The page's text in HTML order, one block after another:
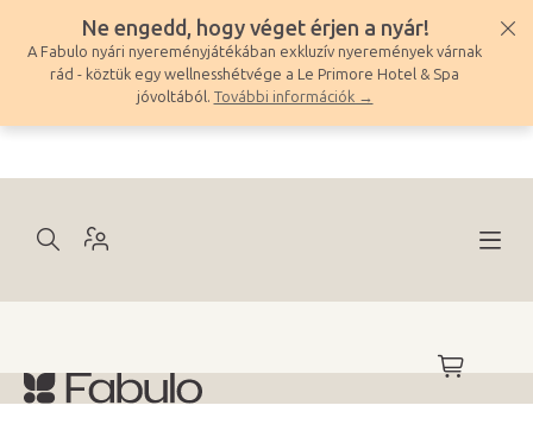
tartalomhoz
Ne engedd, hogy véget érjen a nyár!
A Fabulo nyári nyereményjátékában exkluzív nyeremények várnak
rád - köztük egy wellnesshétvége a Le Primore Hotel & Spa
jóvoltából. További információk →
KOSÁR